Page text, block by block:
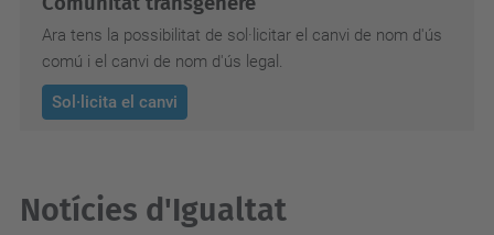
Ara tens la possibilitat de sol·licitar el canvi de nom d'ús
comú i el canvi de nom d'ús legal.
Sol·licita el canvi
Notícies d'Igualtat